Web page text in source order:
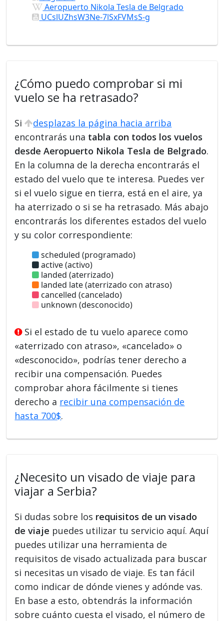
Aeropuerto Nikola Tesla de Belgrado
UCslUZhsW3Ne-7lSxFVMsS-g
¿Cómo puedo comprobar si mi
vuelo se ha retrasado?
Si
desplazas la página hacia arriba
encontrarás una tabla con todos los vuelos
desde Aeropuerto Nikola Tesla de Belgrado.
En la columna de la derecha encontrarás el
estado del vuelo que te interesa. Puedes ver
si el vuelo sigue en tierra, está en el aire, ya
ha aterrizado o si se ha retrasado. Más abajo
encontrarás los diferentes estados del vuelo
y su color correspondiente:
scheduled (programado)
active (activo)
landed (aterrizado)
landed late (aterrizado con atraso)
cancelled (cancelado)
unknown (desconocido)
Si el estado de tu vuelo aparece como
«aterrizado con atraso», «cancelado» o
«desconocido», podrías tener derecho a
recibir una compensación. Puedes
comprobar ahora fácilmente si tienes
derecho a recibir una compensación de
hasta 700$.
¿Necesito un visado de viaje para
viajar a Serbia?
Si dudas sobre los requisitos de un visado
de viaje puedes utilizar tu servicio aquí. Aquí
puedes utilizar una herramienta de
requisitos de visado actualizada para buscar
si necesitas un visado de viaje. Es tan fácil
como indicar de dónde vienes y adónde vas.
En base a esto, obtendrás la información
sobre cuánto cuesta el visado, el número de